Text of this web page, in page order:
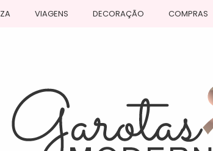
VIAGENS DECORAÇÃO COMPRAS